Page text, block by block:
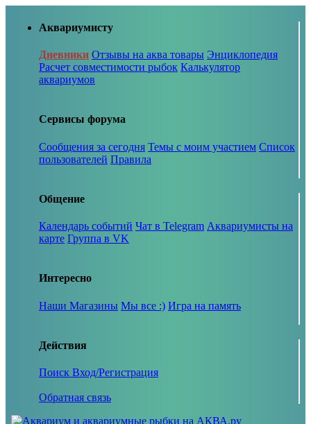
Аквариумисту
Дневники Отзывы на аква товары Энциклопедия
Расчет совместимости рыбок Калькулятор
аквариумов
Сервисы форума
Сообщения за сегодня Темы с моим участием Список
пользователей Правила
Общение
Календарь событий Чат в Telegram Аквариумисты на
карте Группа в VK
Интересно
Наши Магазины Мы все :) Игра на память
Действия
Поиск Вход/Регистрация
Обратная связь